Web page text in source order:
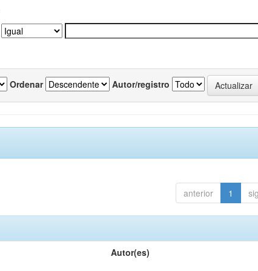
Ordenar Autor/registro
anterior 1
Autor(es)